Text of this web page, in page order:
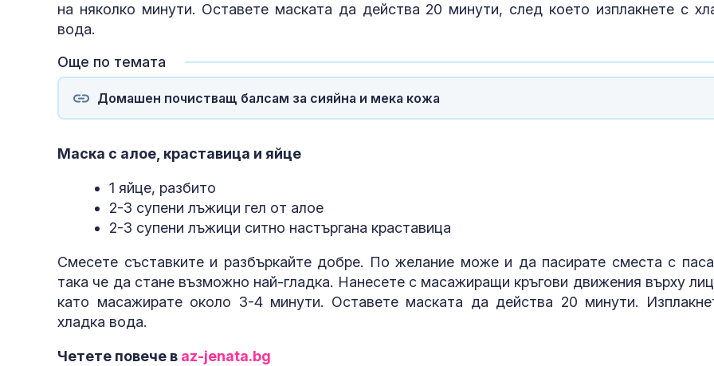
на няколко минути. Оставете маската да действа 20 минути, след което изплакнете с
вода.
Още по темата
Домашен почистващ балсам за сияйна и мека кожа
Маска с алое, краставица и яйце
1 яйце, разбито
2-3 супени лъжици гел от алое
2-3 супени лъжици ситно настъргана краставица
Смесете съставките и разбъркайте добре. По желание може и да пасирате сместа с
така че да стане възможно най-гладка. Нанесете с масажиращи кръгови движения върху
като масажирате около 3-4 минути. Оставете маската да действа 20 минути.
хладка вода.
Четете повече в az-jenata.bg
посоки
големия
"Ловци" на